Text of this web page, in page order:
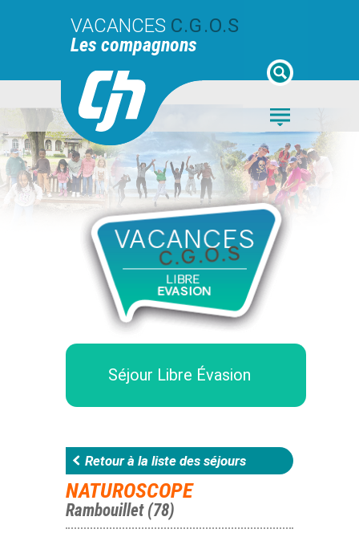
VACANCES C.G.O.S
Les compagnons
Séjour Libre Évasion
Retour à la liste des séjours
NATUROSCOPE
Rambouillet (78)